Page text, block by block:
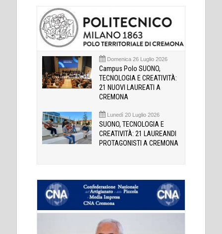
Domenica 26 Luglio 2026
Campus Polo SUONO,
TECNOLOGIA E CREATIVITÀ:
21 NUOVI LAUREATI A
CREMONA
Lunedì 20 Luglio 2026
SUONO, TECNOLOGIA E
CREATIVITÀ: 21 LAUREANDI
PROTAGONISTI A CREMONA